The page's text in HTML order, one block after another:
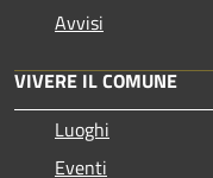
Avvisi
VIVERE IL COMUNE
Luoghi
Eventi